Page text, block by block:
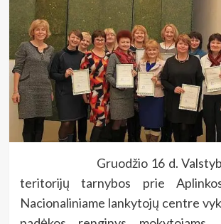
Gruodžio 16 d.
teritorijų tarnybos prie
Nacionaliniame lankytojų centre